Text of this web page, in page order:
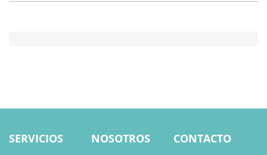
SERVICIOS NOSOTROS CONTACTO